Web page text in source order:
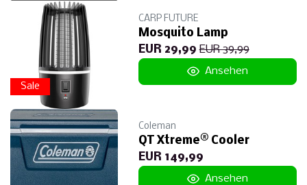
Sale
CARP FUTURE
Mosquito Lamp
EUR 29,99 EUR 39,99
Ansehen
Coleman
QT Xtreme® Cooler
EUR 149,99
Ansehen